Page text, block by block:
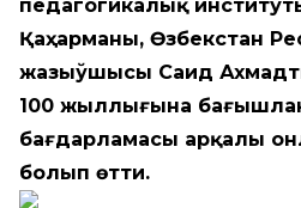
педагогикалық
Қаҳарманы, Өзбекстан
жазыўшысы Саид
100 жыллығына
бағдарламасы арқалы
болып өтти.